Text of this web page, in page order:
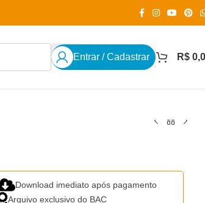
Entrar / Cadastrar R$
Download imediato após pagamento
Arquivo exclusivo do BAC